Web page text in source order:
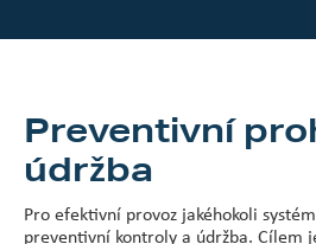
Preventivní
údržba
Pro efektivní provoz jakéhokoli
preventivní kontroly a údržba. Cílem